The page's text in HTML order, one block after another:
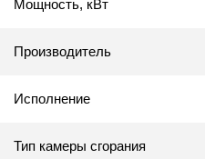
Мощность, кВт
Производитель
Исполнение
Тип камеры сгорания